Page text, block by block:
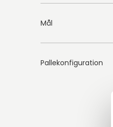
Mål
Pallekonfiguration